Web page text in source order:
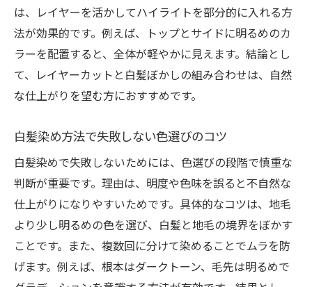
は、レイヤーを活かしてハイライトを部分的に入れる方
法が効果的です。例えば、トップとサイドに明るめのカ
ラーを配置すると、全体が軽やかに見えます。結論とし
て、レイヤーカットと白髪ぼかしの組み合わせは、自然
な仕上がりを望む方におすすめです。
白髪染め方法で失敗しない色選びのコツ
白髪染めで失敗しないためには、色選びの段階で慎重な
判断が重要です。理由は、明度や色味を誤ると不自然な
仕上がりになりやすいためです。具体的なコツは、地毛
より少し明るめの色を選び、白髪と地毛の境界をぼかす
ことです。また、複数回に分けて染めることでムラを防
げます。例えば、根本はダークトーン、毛先は明るめで